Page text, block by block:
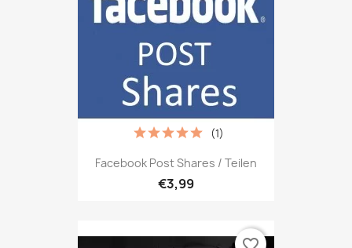
Facebook Post Shares / Teilen
€3,99
(1)